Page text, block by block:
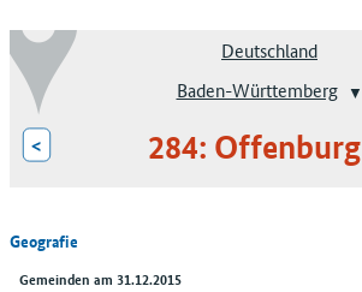
Deutschland
Baden-Württemberg
< 284: Offenburg
Geografie
Gemeinden am 31.12.2015